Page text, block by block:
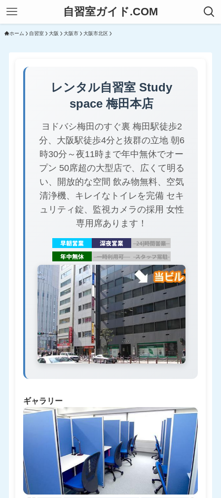
自習室ガイド.COM
ホーム 自習室 大阪 大阪市 大阪市北区
レンタル自習室 Study
space 梅田本店
ヨドバシ梅田のすぐ裏 梅田駅徒歩2
分、大阪駅徒歩4分と抜群の立地 朝6
時30分～夜11時まで年中無休でオー
プン 50席超の大型店で、広くて明る
い、開放的な空間 飲み物無料、空気
清浄機、キレイなトイレを完備 セキ
ュリティ錠、監視カメラの採用 女性
専用席あります！
ギャラリー